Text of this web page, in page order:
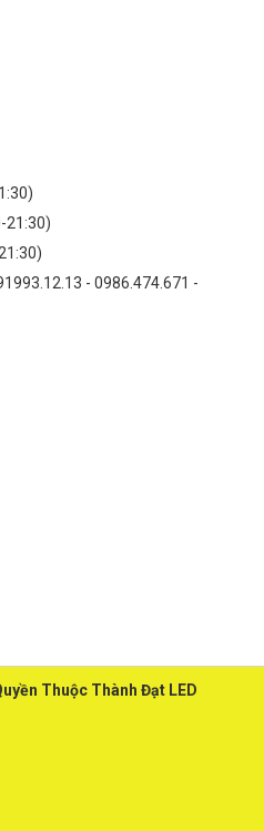
21:30)
- 0986.474.671 -
Thuộc Thành Đạt LED